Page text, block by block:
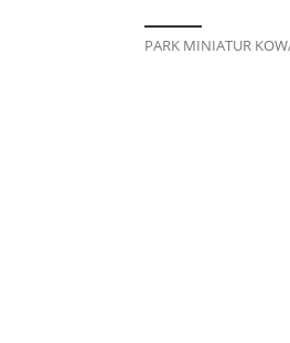
PARK MINIATUR